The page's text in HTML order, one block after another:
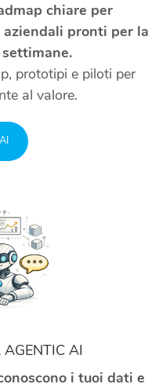
chiare per
pronti per la
prototipi e piloti per
al valore.
AGENTIC AI
i tuoi dati e